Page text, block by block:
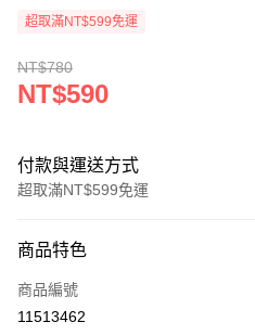
超取滿NT$599免運
NT$780
NT$590
付款與運送方式
超取滿NT$599免運
信用卡一次付款
超商取貨付款
商品特色
商品編號
11513462